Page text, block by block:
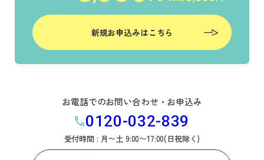
新規お申込みはこちら
お電話でのお問い合わせ・お申込み
0120-032-839
受付時間 : 月〜土 9:00〜17:00(日祝除く)